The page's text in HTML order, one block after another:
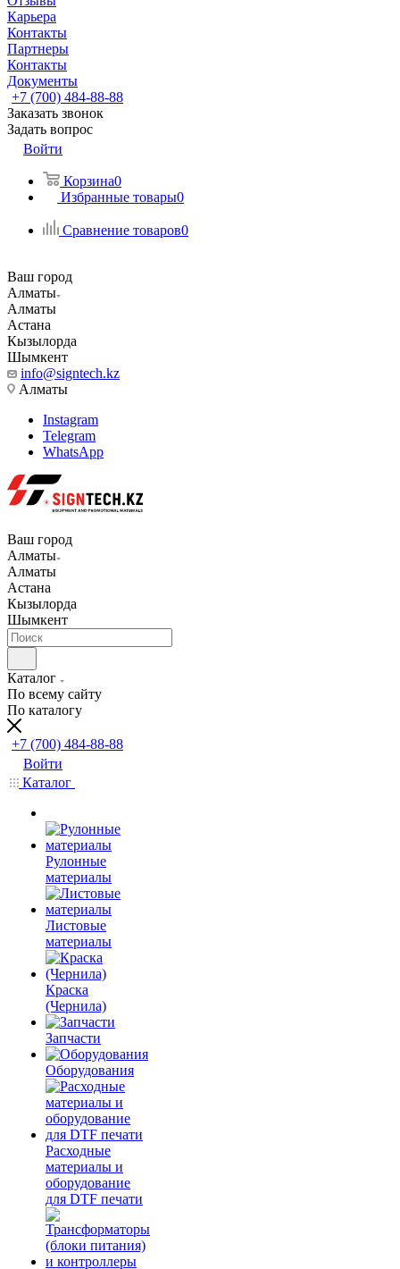
Карьера
Контакты
Партнеры
Контакты
Документы
+7 (700) 484-88-88
Заказать звонок
Задать вопрос
Войти
Корзина0
Избранные товары0
Сравнение товаров0
Ваш город
Алматы
Алматы
Астана
Кызылорда
Шымкент
info@signtech.kz
Алматы
Instagram
Telegram
WhatsApp
Ваш город
Алматы
Алматы
Астана
Кызылорда
Шымкент
Каталог
По всему сайту
По каталогу
+7 (700) 484-88-88
Войти
Каталог
Рулонные
материалы
Листовые
материалы
Краска
(Чернила)
Запчасти
Оборудования
Расходные
материалы и
оборудование
для DTF печати